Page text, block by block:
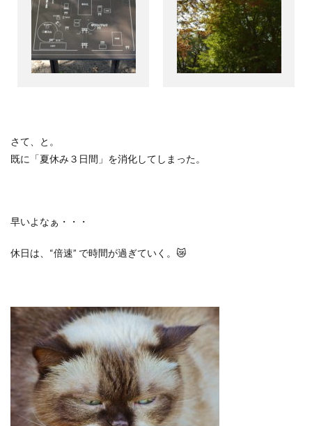
さて、と。
既に「夏休み３日間」を消化してしまった。
早いよなぁ・・・
休日は、 “倍速” で時間が過ぎていく。 😿